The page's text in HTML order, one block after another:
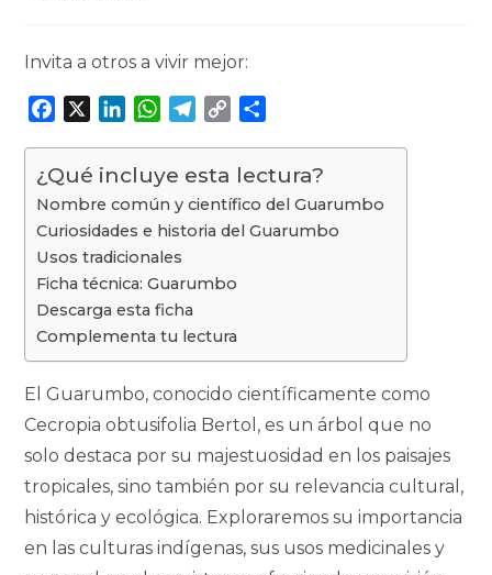
Invita a otros a vivir mejor:
e
b
o
o
k
k
e
d
I
n
W
t
s
A
p
p
e
g
r
m
y
L
i
k
p
a
r
¿Qué incluye esta lectura?
Nombre común y científico del Guarumbo
Curiosidades e historia del Guarumbo
Usos tradicionales
Ficha técnica: Guarumbo
Descarga esta ficha
Complementa tu lectura
El Guarumbo, conocido científicamente como
Cecropia obtusifolia Bertol, es un árbol que no
solo destaca por su majestuosidad en los paisajes
tropicales, sino también por su relevancia cultural,
histórica y ecológica. Exploraremos su importancia
en las culturas indígenas, sus usos medicinales y